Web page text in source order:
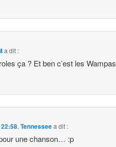
a dit :
ça ? Et ben c’est les
,Tennesseea dit :
une chanson… :p